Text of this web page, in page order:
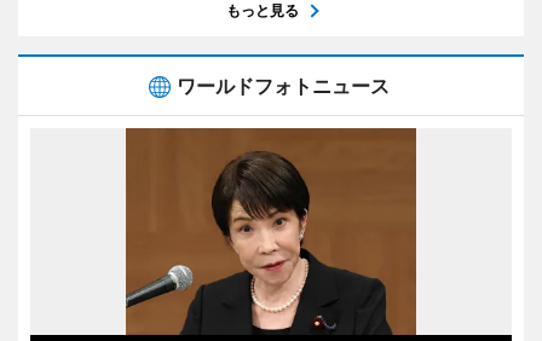
もっと見る
ワールドフォトニュース